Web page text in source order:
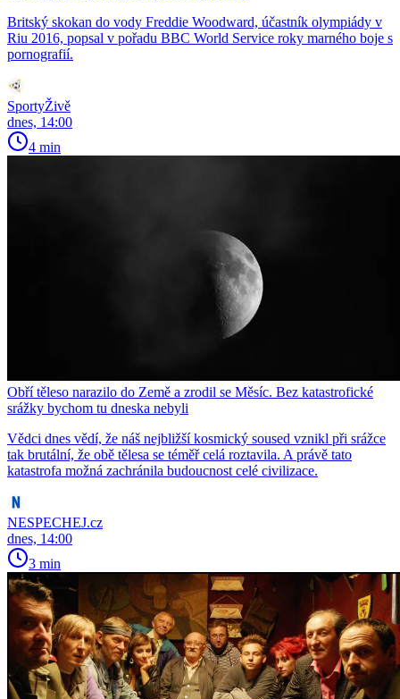
Britský skokan do vody Freddie Woodward, účastník olympiády v
Riu 2016, popsal v pořadu BBC World Service roky marného boje s
pornografií.
SportyŽivě
dnes, 14:00
4 min
Obří těleso narazilo do Země a zrodil se Měsíc. Bez katastrofické
srážky bychom tu dneska nebyli
Vědci dnes vědí, že náš nejbližší kosmický soused vznikl při srážce
tak brutální, že obě tělesa se téměř celá roztavila. A právě tato
katastrofa možná zachránila budoucnost celé civilizace.
NESPECHEJ.cz
dnes, 14:00
3 min